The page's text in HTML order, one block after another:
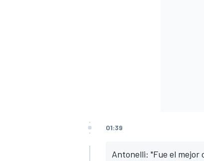
01:39
Antonelli: "Fue el mejor